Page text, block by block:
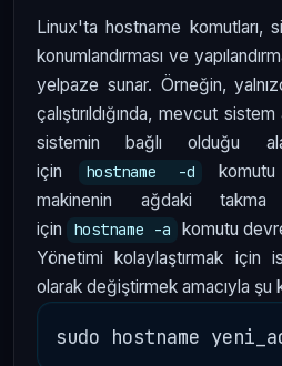
Linux'ta hostname komutları,
konumlandırması ve
yelpaze sunar. Örneğin,
çalıştırıldığında, mevcut
sistemin bağlı olduğu
için
hostname -d
komutu
makinenin ağdaki takma
için
hostname -a
komutu
Yönetimi kolaylaştırmak için
olarak değiştirmek amacıyla şu